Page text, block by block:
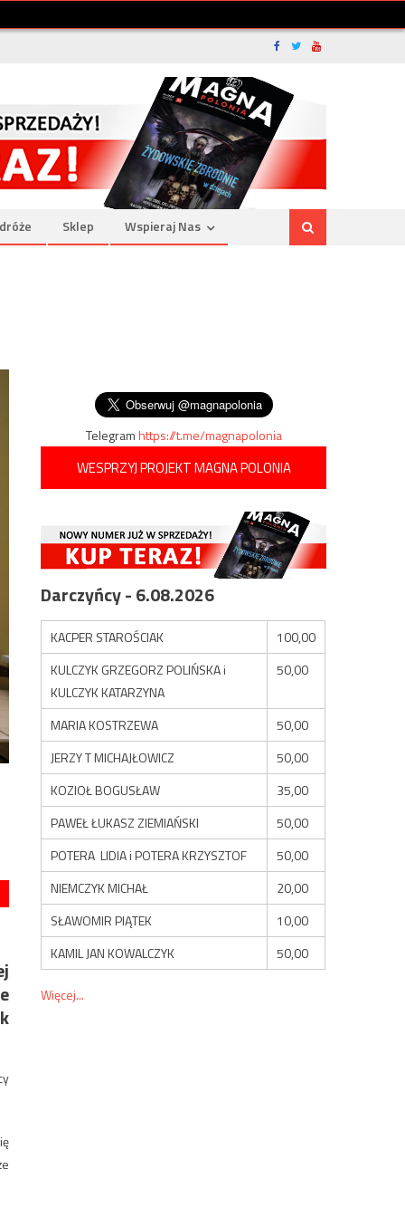
Sklep Wspieraj Nas
Telegramhttps://t.me/magnapolonia
WESPRZYJ PROJEKT MAGNA POLONIA
Darczyńcy - 6.08.2026
KACPER STAROŚCIAK
100,00
KULCZYK GRZEGORZ POLIŃSKA i
KULCZYK KATARZYNA
50,00
MARIA KOSTRZEWA
50,00
JERZY T MICHAJŁOWICZ
50,00
KOZIOŁ BOGUSŁAW
35,00
PAWEŁ ŁUKASZ ZIEMIAŃSKI
50,00
POTERA LIDIA i POTERA KRZYSZTOF
50,00
NIEMCZYK MICHAŁ
20,00
SŁAWOMIR PIĄTEK
10,00
KAMIL JAN KOWALCZYK
50,00
Więcej...